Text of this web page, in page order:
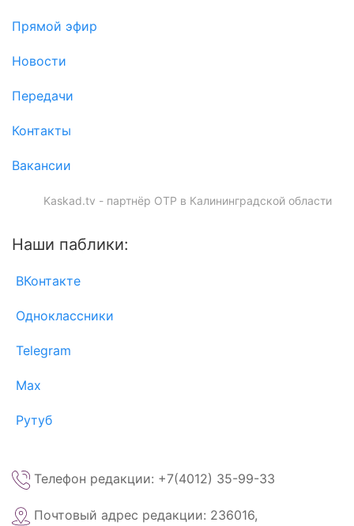
Прямой эфир
Новости
Передачи
Контакты
Вакансии
Kaskad.tv - партнёр ОТР в Калининградской области
Наши паблики:
ВКонтакте
Одноклассники
Telegram
Max
Рутуб
Телефон редакции: +7(4012) 35-99-33
Почтовый адрес редакции: 236016,